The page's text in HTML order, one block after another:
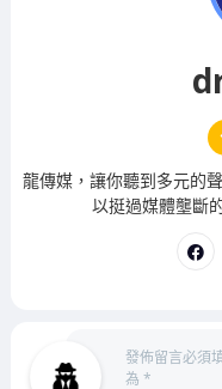
龍傳媒，讓你聽到多元的
以挺過媒體壟斷
發佈留言必須
為 *